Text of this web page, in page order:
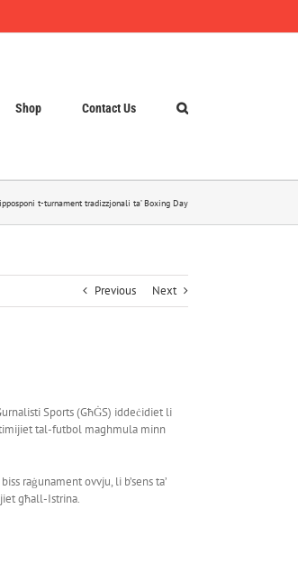
Shop Contact Us
t-turnament tradizzjonali ta’ Boxing Day
Previous Next
Sports (GħĠS) iddeċidiet li
timijiet tal-futbol maghmula minn
raġunament ovvju, li b’sens ta’
għall-Istrina.